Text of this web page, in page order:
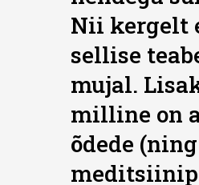
Nii kergelt
sellise
mujal.
milline on
õdede